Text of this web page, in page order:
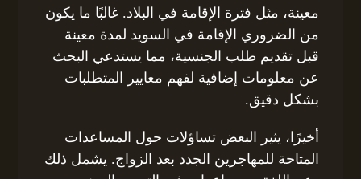
معينة، مثل فترة الإقامة في البلاد. غالبًا ما يكون
من الضروري الإقامة في السويد لمدة معينة
قبل تقديم طلب الجنسية، مما يستدعي البحث
عن معلومات إضافية لفهم معايير المتطلبات
بشكل دقيق.
أخيرًا، يثير البعض تساؤلات حول المساعدات
المتاحة للمهاجرين الجدد بعد الزواج. يشمل ذلك